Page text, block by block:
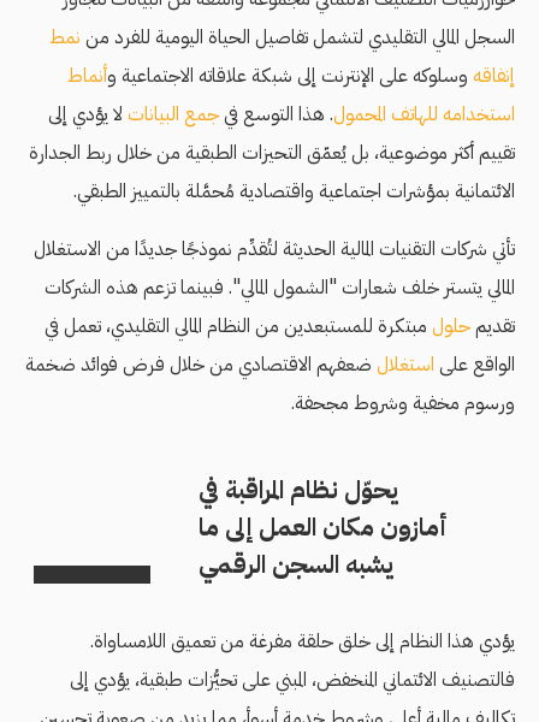
السجل المالي التقليدي لتشمل تفاصيل الحياة اليومية للفرد من نمط
إنفاقه وسلوكه على الإنترنت إلى شبكة علاقاته الاجتماعية وأنماط
استخدامه للهاتف المحمول. هذا التوسع فيجمع البيانات لا يؤدي إلى
تقييم أكثر موضوعية، بل يُعمّق التحيزات الطبقية من خلال ربط الجدارة
الائتمانية بمؤشرات اجتماعية واقتصادية مُحمَّلة بالتمييز الطبقي.
تأتي شركات التقنيات المالية الحديثة لتُقدِّم نموذجًا جديدًا من الاستغلال
المالي يتستر خلف شعارات "الشمول المالي". فبينما تزعم هذه الشركات
تقديمحلول مبتكرة للمستبعدين من النظام المالي التقليدي، تعمل في
الواقع على استغلال ضعفهم الاقتصادي من خلال فرض فوائد ضخمة
ورسوم مخفية وشروط مجحفة.
يحوّل نظام المراقبة في
أمازون مكان العمل إلى ما
يشبه السجن الرقمي
يؤدي هذا النظام إلى خلق حلقة مفرغة من تعميق اللامساواة.
فالتصنيف الائتماني المنخفض، المبني على تحيُّزات طبقية، يؤدي إلى